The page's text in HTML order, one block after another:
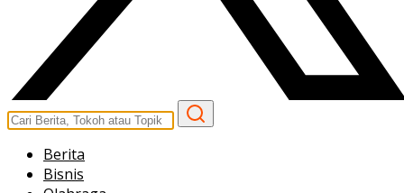
Berita
Bisnis